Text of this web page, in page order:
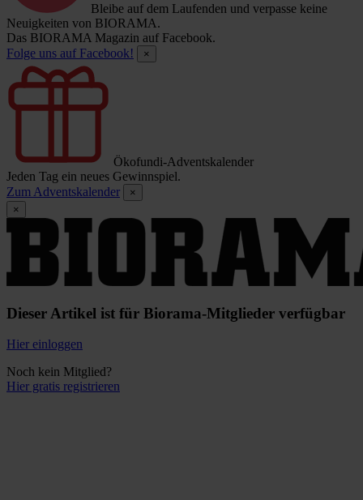
Bleibe auf dem Laufenden und verpasse keine
Neuigkeiten von BIORAMA.
Das BIORAMA Magazin auf Facebook.
Folge uns auf Facebook!
×
Ökofundi-Adventskalender
Jeden Tag ein neues Gewinnspiel.
Zum Adventskalender
×
×
Dieser Artikel ist für Biorama-Mitglieder verfügbar
Hier einloggen
Noch kein Mitglied?
Hier gratis registrieren